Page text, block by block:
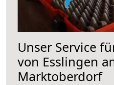
Unser Service
von Esslingen
Marktoberdorf